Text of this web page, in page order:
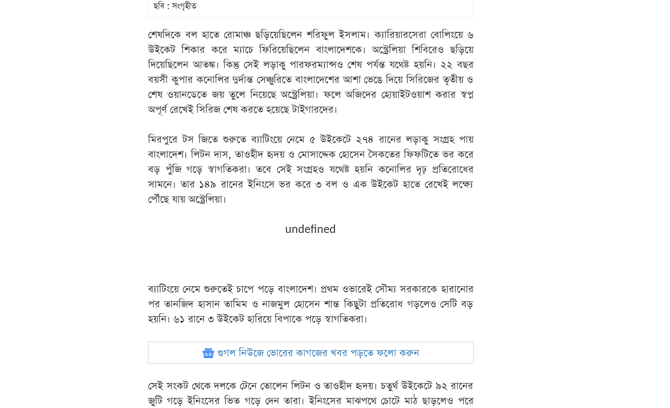
ছবি : সংগৃহীত
শেষদিকে বল হাতে রোমাঞ্চ ছড়িয়েছিলেন শরিফুল ইসলাম। ক্যারিয়ারসেরা বোলিংয়ে ৬
উইকেট শিকার করে ম্যাচে ফিরিয়েছিলেন বাংলাদেশকে। অস্ট্রেলিয়া শিবিরেও ছড়িয়ে
দিয়েছিলেন আতঙ্ক। কিন্তু সেই লড়াকু পারফরম্যান্সও শেষ পর্যন্ত যথেষ্ট হয়নি। ২২ বছর
বয়সী কুপার কনোলির দুর্দান্ত সেঞ্চুরিতে বাংলাদেশের আশা ভেঙে দিয়ে সিরিজের তৃতীয় ও
শেষ ওয়ানডেতে জয় তুলে নিয়েছে অস্ট্রেলিয়া। ফলে অজিদের হোয়াইটওয়াশ করার স্বপ্ন
অপূর্ণ রেখেই সিরিজ শেষ করতে হয়েছে টাইগারদের।
মিরপুরে টস জিতে শুরুতে ব্যাটিংয়ে নেমে ৫ উইকেটে ২৭৪ রানের লড়াকু সংগ্রহ পায়
বাংলাদেশ। লিটন দাস, তাওহীদ হৃদয় ও মোসাদ্দেক হোসেন সৈকতের ফিফটিতে ভর করে
বড় পুঁজি গড়ে স্বাগতিকরা। তবে সেই সংগ্রহও যথেষ্ট হয়নি কনোলির দৃঢ় প্রতিরোধের
সামনে। তার ১৪৯ রানের ইনিংসে ভর করে ৩ বল ও এক উইকেট হাতে রেখেই লক্ষ্যে
পৌঁছে যায় অস্ট্রেলিয়া।
undefined
ব্যাটিংয়ে নেমে শুরুতেই চাপে পড়ে বাংলাদেশ। প্রথম ওভারেই সৌম্য সরকারকে হারানোর
পর তানজিদ হাসান তামিম ও নাজমুল হোসেন শান্ত কিছুটা প্রতিরোধ গড়লেও সেটি বড়
হয়নি। ৬১ রানে ৩ উইকেট হারিয়ে বিপাকে পড়ে স্বাগতিকরা।
গুগল নিউজে ভোরের কাগজের খবর পড়তে ফলো করুন
সেই সংকট থেকে দলকে টেনে তোলেন লিটন ও তাওহীদ হৃদয়। চতুর্থ উইকেটে ৯২ রানের
জুটি গড়ে ইনিংসের ভিত গড়ে দেন তারা। ইনিংসের মাঝপথে চোটে মাঠ ছাড়লেও পরে